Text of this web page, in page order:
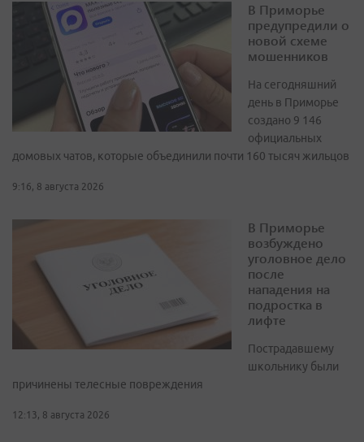
В Приморье
предупредили о
новой схеме
мошенников
На сегодняшний
день в Приморье
создано 9 146
официальных
домовых чатов, которые объединили почти 160 тысяч жильцов
9:16, 8 августа 2026
В Приморье
возбуждено
уголовное дело
после
нападения на
подростка в
лифте
Пострадавшему
школьнику были
причинены телесные повреждения
12:13, 8 августа 2026